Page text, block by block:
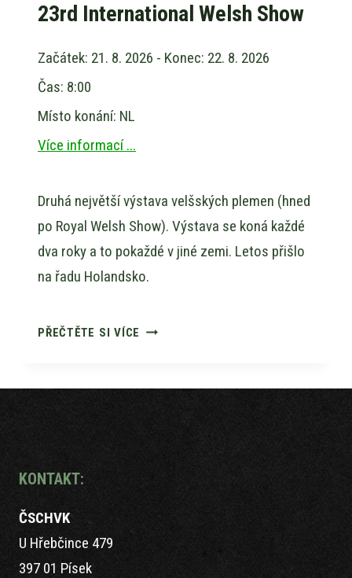
23rd International Welsh Show
Začátek: 21. 8. 2026 - Konec: 22. 8. 2026
Čas: 8:00
Místo konání: NL
Více informací ...
Druhá největší výstava velšských plemen (hned
po Royal Welsh Show). Výstava se koná každé
dva roky a to pokaždé v jiné zemi. Letos přišlo
na řadu Holandsko.
PŘEČTĚTE SI VÍCE 23RD
SHOW
KONTAKT:
ČSCHVK
U Hřebčince 479
397 01 Písek